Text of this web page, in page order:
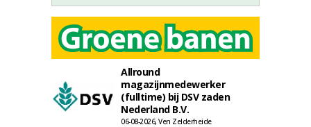
Allround
magazijnmedewerker
(fulltime) bij DSV zaden
Nederland B.V.
06-08-2026, Ven Zelderheide